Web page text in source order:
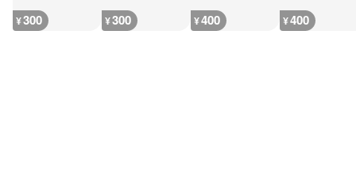
¥300 ¥300 ¥400 ¥400